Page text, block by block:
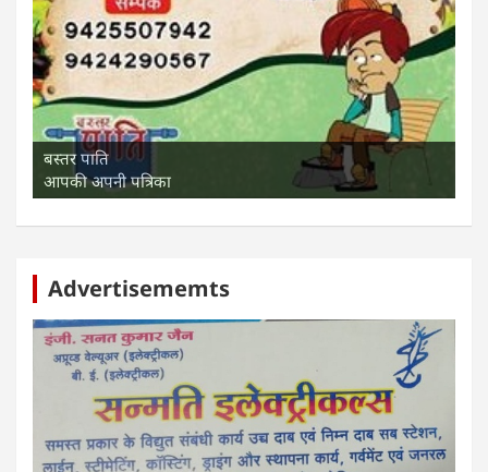
बस्तर पाति
आपकी अपनी पत्रिका
Advertisememts